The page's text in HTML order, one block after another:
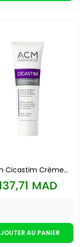
Cicastim Crème...
MAD
AU PANIER